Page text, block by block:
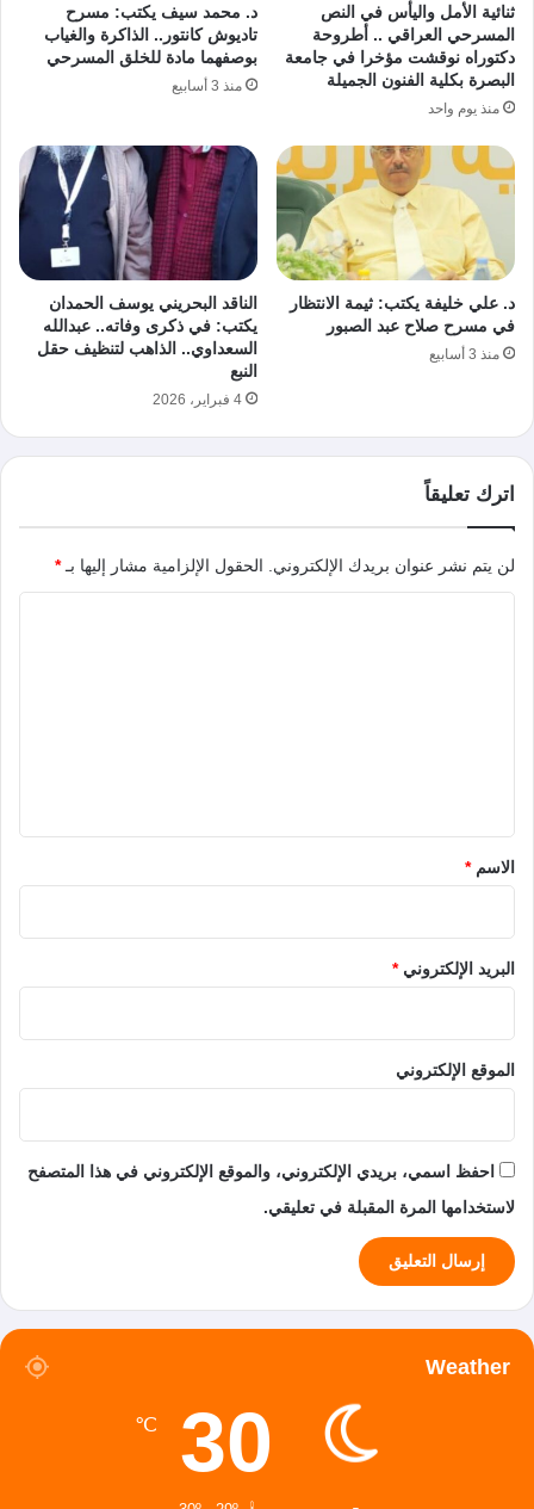
ثنائية الأمل واليأس في النص
المسرحي العراقي .. أطروحة
دكتوراه نوقشت مؤخرا في جامعة
البصرة بكلية الفنون الجميلة
منذ يوم واحد
د. محمد سيف يكتب: مسرح
تاديوش كانتور.. الذاكرة والغياب
بوصفهما مادة للخلق المسرحي
منذ 3 أسابيع
د. علي خليفة يكتب: ثيمة الانتظار
في مسرح صلاح عبد الصبور
منذ 3 أسابيع
الناقد البحريني يوسف الحمدان
يكتب: في ذكرى وفاته.. عبدالله
السعداوي.. الذاهب لتنظيف حقل
النبع
4 فبراير، 2026
اترك تعليقاً
لن يتم نشر عنوان بريدك الإلكتروني. الحقول الإلزامية مشار إليها بـ*
*الاسم*
البريد الإلكتروني*
الموقع الإلكتروني
احفظ اسمي، بريدي الإلكتروني، والموقع الإلكتروني في هذا المتصفح
لاستخدامها المرة المقبلة في تعليقي.
Weather
30
℃